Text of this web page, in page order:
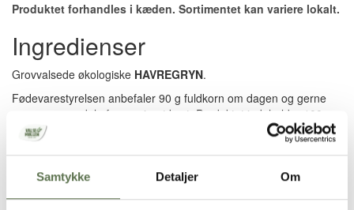
Samtykke Detaljer Om
Produktet forhandles i kæden. Sortimentet kan variere lokalt.
Ingredienser
Grovvalsede økologiske HAVREGRYN.
Fødevarestyrelsen anbefaler 90 g fuldkorn om dagen og gerne
mere som en del af en varieret kost. Produktet indeholder 100 g
fuldkorn pr. 100 g.
Opbevaring
Tørt, ikke for varmt og ikke sammen med stærke lugtende varer